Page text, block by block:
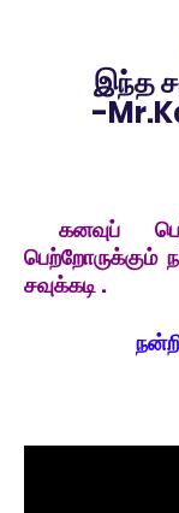
இந்த
-
கனவுப்
பெற்றோருக்கும்
சவுக்கடி .